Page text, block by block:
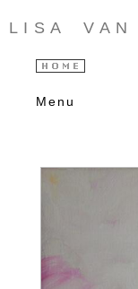
L I S A V A N
Menu